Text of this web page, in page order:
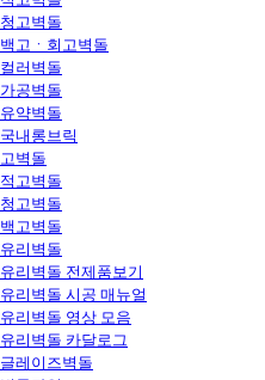
청고벽돌
백고ㆍ회고벽돌
컬러벽돌
가공벽돌
유약벽돌
국내롱브릭
고벽돌
적고벽돌
청고벽돌
백고벽돌
유리벽돌
유리벽돌 전제품보기
유리벽돌 시공 매뉴얼
유리벽돌 영상 모음
유리벽돌 카달로그
글레이즈벽돌